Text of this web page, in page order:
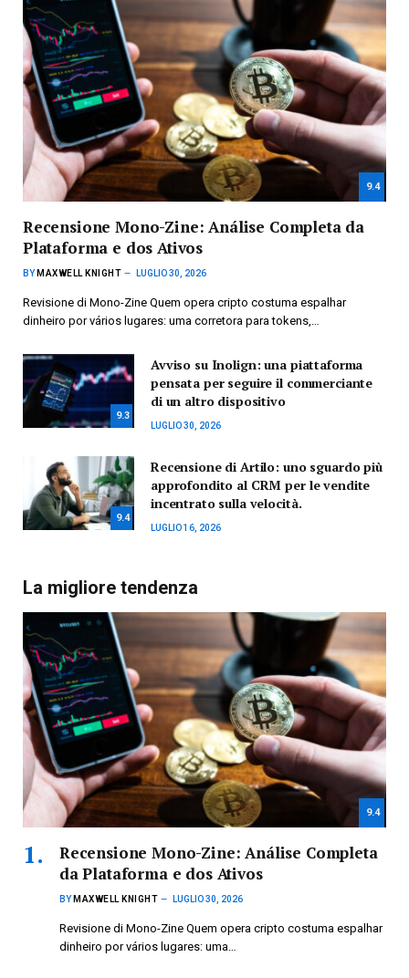
9.4
Recensione Mono-Zine: Análise Completa da
Plataforma e dos Ativos
BY MAXWELL KNIGHT LUGLIO 30, 2026
Revisione di Mono-Zine Quem opera cripto costuma espalhar
dinheiro por vários lugares: uma corretora para tokens,…
9.3
Avviso su Inolign: una piattaforma
pensata per seguire il commerciante
di un altro dispositivo
LUGLIO 30, 2026
9.4
Recensione di Artilo: uno sguardo più
approfondito al CRM per le vendite
incentrato sulla velocità.
LUGLIO 16, 2026
La migliore tendenza
9.4
Recensione Mono-Zine: Análise Completa
da Plataforma e dos Ativos
BY MAXWELL KNIGHT LUGLIO 30, 2026
Revisione di Mono-Zine Quem opera cripto costuma espalhar
dinheiro por vários lugares: uma…